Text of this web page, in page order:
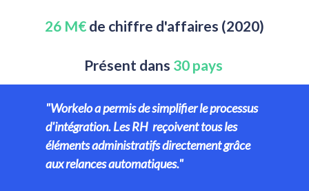
26 M€ de chiffre d'affaires (2020)
Présent dans 30 pays
"Workelo a permis de simplifier le processus
d'intégration. Les RH  reçoivent tous les
éléments administratifs directement grâce
aux relances automatiques."